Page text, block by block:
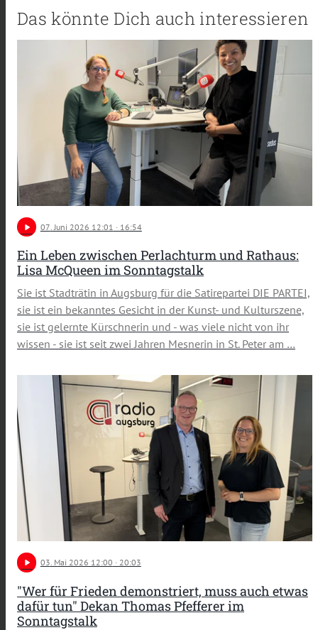
Das könnte Dich auch interessieren
play_arrow 07 . Juni 2026 12:01 · 16:54
Ein Leben zwischen Perlachturm und Rathaus:
Lisa McQueen im Sonntagstalk
Sie ist Stadträtin in Augsburg für die Satirepartei DIE PARTEI,
sie ist ein bekanntes Gesicht in der Kunst- und Kulturszene,
sie ist gelernte Kürschnerin und - was viele nicht von ihr
wissen - sie ist seit zwei Jahren Mesnerin in St. Peter am …
play_arrow 03. Mai 2026 12:00 · 20:03
"Wer für Frieden demonstriert, muss auch etwas
dafür tun" Dekan Thomas Pfefferer im
Sonntagstalk